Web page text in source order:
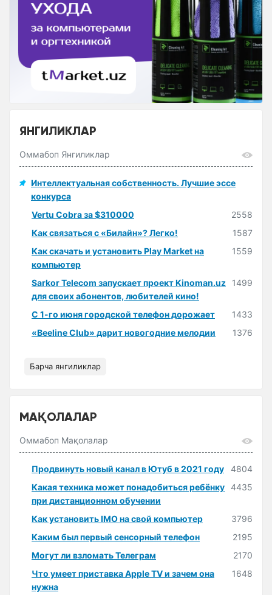
ЯНГИЛИКЛАР
Оммабоп Янгиликлар
Интеллектуальная собственность. Лучшие эссе
конкурса
Vertu Cobra за $310000
2558
Как связаться с «Билайн»? Легко!
1587
Как скачать и установить Play Market на
компьютер
1559
Sarkor Telecom запускает проект Kinoman.uz
для своих абонентов, любителей кино!
1499
С 1-го июня городской телефон дорожает
1433
«Beeline Club» дарит новогодние мелодии
1376
Барча янгиликлар
МАҚОЛАЛАР
Оммабоп Мақолалар
Продвинуть новый канал в Ютуб в 2021 году
4804
Какая техника может понадобиться ребёнку
при дистанционном обучении
4435
Как установить IMO на свой компьютер
3796
Каким был первый сенсорный телефон
2195
Могут ли взломать Телеграм
2170
Что умеет приставка Apple TV и зачем она
нужна
1648